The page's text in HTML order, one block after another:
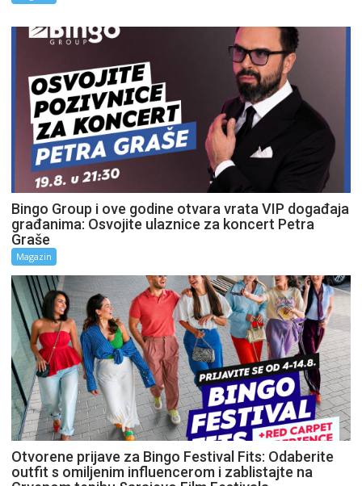
Bingo Group i ove godine otvara vrata VIP događaja
građanima: Osvojite ulaznice za koncert Petra
Graše
Magazin
Otvorene prijave za Bingo Festival Fits: Odaberite
outfit s omiljenim influencerom i zablistajte na